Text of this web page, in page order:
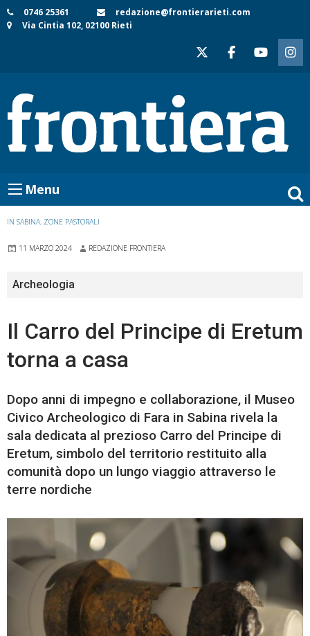
Skip
to
0746 25361
redazione@frontierarieti.com
Via Cintia 102, 02100 Rieti
Menu
IN SABINA, ZONE PASTORALI
11 MARZO 2024 REDAZIONE FRONTIERA
Archeologia
Il Carro del Principe di Eretum
torna a casa
Dopo anni di impegno e collaborazione, il Museo
Civico Archeologico di Fara in Sabina rivela la
sala dedicata al prezioso Carro del Principe di
Eretum, simbolo del territorio restituito alla
comunità dopo un lungo viaggio attraverso le
terre nordiche